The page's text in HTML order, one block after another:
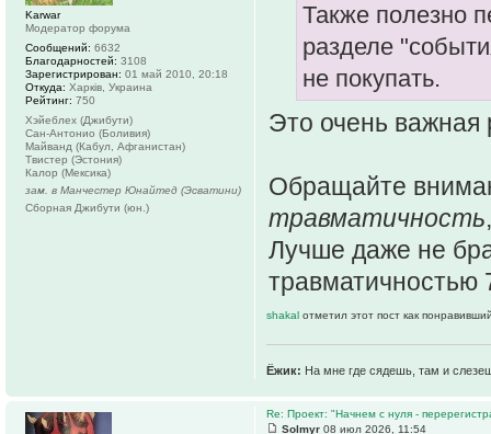
Также полезно
разделе
не покупать.
Это очень
Обращайте
травматичность
Лучше даже не
травматичностью
shakal отметил этот пост как
Ёжик: На мне где сядешь, там и
Karwar
Модератор форума
Сообщений: 6632
Благодарностей: 3108
Зарегистрирован: 01 май 2010, 20:18
Откуда: Харків, Украина
Рейтинг: 750
Хэйеблех (Джибути)
Сан-Антонио (Боливия)
Майванд (Кабул, Афганистан)
Твистер (Эстония)
Калор (Мексика)
зам. в Манчестер Юнайтед (Эсватини)
Сборная Джибути (юн.)
Re: Проект: "Начнем с нуля -
Solmyr 08 июл 2026, 11:54